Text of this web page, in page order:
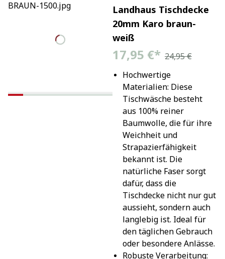
Landhaus Tischdecke
20mm Karo braun-
weiß
17,95 €* 24,95 €
Hochwertige
Materialien: Diese
Tischwäsche besteht
aus 100% reiner
Baumwolle, die für ihre
Weichheit und
Strapazierfähigkeit
bekannt ist. Die
natürliche Faser sorgt
dafür, dass die
Tischdecke nicht nur gut
aussieht, sondern auch
langlebig ist. Ideal für
den täglichen Gebrauch
oder besondere Anlässe.
Robuste Verarbeitung: